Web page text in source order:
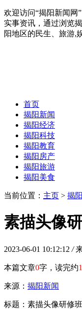
欢迎访问“揭阳新闻网
实事资讯，通过浏览
阳地区的民生、旅游,
首页
揭阳新闻
揭阳经济
揭阳科技
揭阳教育
揭阳房产
揭阳旅游
揭阳美食
当前位置： 主页 > 揭
素描头像
2023-06-01 10:12:12 /
本篇文章0字，读完约1
来源： 揭阳新闻
标题：素描头像研修